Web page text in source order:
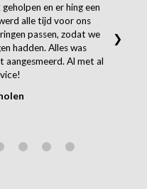
en er hing een
alle tijd voor ons
passen, zodat we
hadden. Alles was
aangesmeerd. Al met al
❯